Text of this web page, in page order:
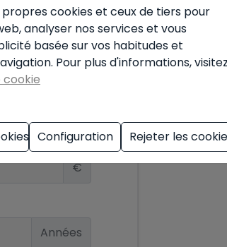
€
Années
propres cookies et ceux de tiers pour
analyser nos services et vous
basée sur vos habitudes et
Pour plus d'informations,
cookie
Configuration Rejeter les